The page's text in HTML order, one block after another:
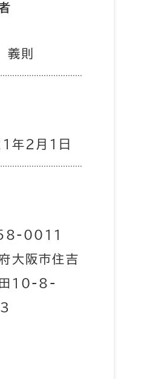
則
年2月1日
0011
大阪市住吉
田10-8-